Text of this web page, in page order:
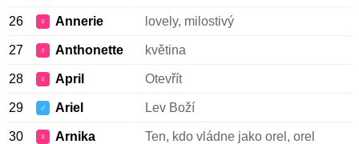
26 ♀ Annerie lovely, milostivý
27 ♀ Anthonette květina
28 ♀ April Otevřít
29 ♂ Ariel Lev Boží
30 ♀ Arnika
Ten, kdo vládne jako orel, orel